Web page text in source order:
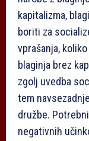
kapitalizma,
boriti za
vprašanja,
blaginja brez
zgolj uvedba
tem
družbe.
negativnih